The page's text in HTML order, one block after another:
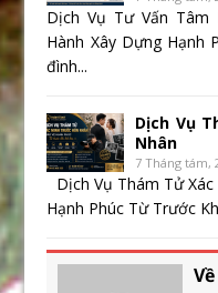
Dịch Vụ Tư Vấn
Hành Xây Dựng Hạnh
đình...
Dịch Vụ
Nhân
7 Tháng tám,
Dịch Vụ Thám Tử
Hạnh Phúc Từ Trước